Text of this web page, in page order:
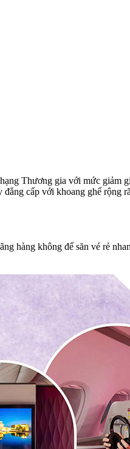
Thương gia với mức
cấp với khoang ghế
hàng không để săn vé rẻ